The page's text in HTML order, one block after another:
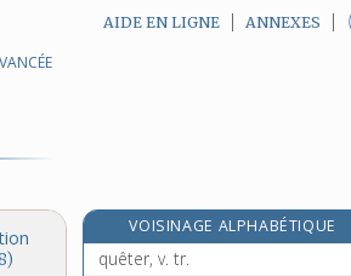
AIDE EN LIGNE ANNEXES
VOISINAGE ALPHABÉTIQUE
quête [II], n. f.
quêter, v. tr.